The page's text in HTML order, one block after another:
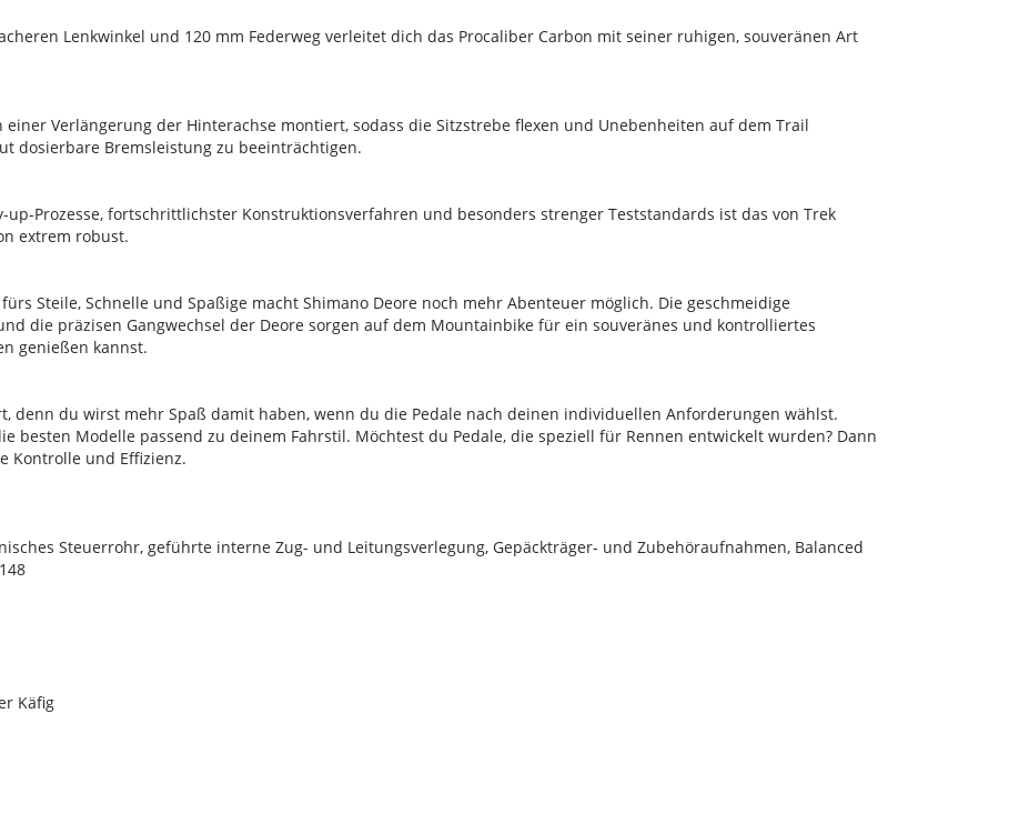
Lenkwinkel und 120 mm Federweg verleitet dich das Procaliber Carbon mit seiner ruhigen, souveränen Art
Verlängerung der Hinterachse montiert, sodass die Sitzstrebe flexen und Unebenheiten auf dem Trail
dosierbare Bremsleistung zu beeinträchtigen.
Prozesse, fortschrittlichster Konstruktionsverfahren und besonders strenger Teststandards ist das von Trek
extrem robust.
Steile, Schnelle und Spaßige macht Shimano Deore noch mehr Abenteuer möglich. Die geschmeidige
die präzisen Gangwechsel der Deore sorgen auf dem Mountainbike für ein souveränes und kontrolliertes
genießen kannst.
denn du wirst mehr Spaß damit haben, wenn du die Pedale nach deinen individuellen Anforderungen wählst.
besten Modelle passend zu deinem Fahrstil. Möchtest du Pedale, die speziell für Rennen entwickelt wurden? Dann
Kontrolle und Effizienz.
Steuerrohr, geführte interne Zug- und Leitungsverlegung, Gepäckträger- und Zubehöraufnahmen, Balanced
Käfig